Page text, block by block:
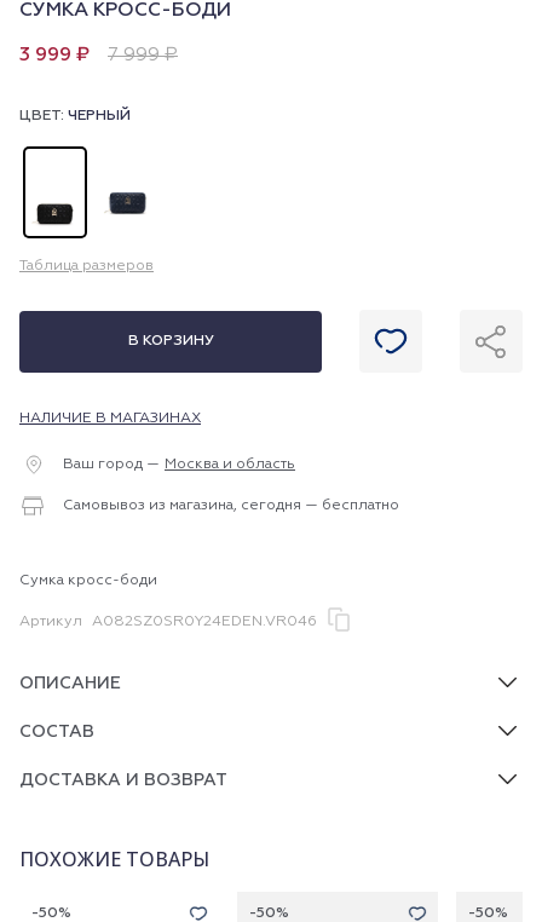
СУМКА КРОСС-БОДИ
3 999 ₽ 7 999 ₽
ЦВЕТ: ЧЕРНЫЙ
Таблица размеров
В КОРЗИНУ
НАЛИЧИЕ В МАГАЗИНАХ
Ваш город — Москва и область
Самовывоз из магазина, сегодня — бесплатно
Сумка кросс-боди
Артикул A082SZ0SR0Y24EDEN.VR046
ОПИСАНИЕ
СОСТАВ
ДОСТАВКА И ВОЗВРАТ
ПОХОЖИЕ ТОВАРЫ
-50% -50% -50%